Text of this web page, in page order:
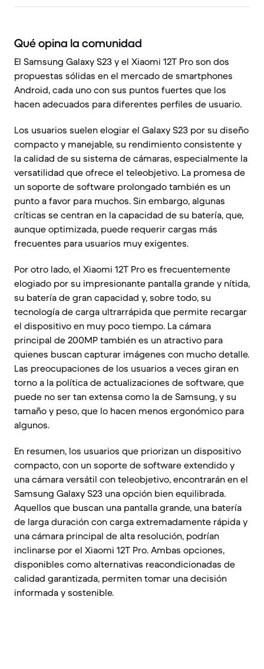
Qué opina la comunidad
El Samsung Galaxy S23 y el Xiaomi 12T Pro son dos
propuestas sólidas en el mercado de smartphones
Android, cada uno con sus puntos fuertes que los
hacen adecuados para diferentes perfiles de usuario.
Los usuarios suelen elogiar el Galaxy S23 por su diseño
compacto y manejable, su rendimiento consistente y
la calidad de su sistema de cámaras, especialmente la
versatilidad que ofrece el teleobjetivo. La promesa de
un soporte de software prolongado también es un
punto a favor para muchos. Sin embargo, algunas
críticas se centran en la capacidad de su batería, que,
aunque optimizada, puede requerir cargas más
frecuentes para usuarios muy exigentes.
Por otro lado, el Xiaomi 12T Pro es frecuentemente
elogiado por su impresionante pantalla grande y nítida,
su batería de gran capacidad y, sobre todo, su
tecnología de carga ultrarrápida que permite recargar
el dispositivo en muy poco tiempo. La cámara
principal de 200MP también es un atractivo para
quienes buscan capturar imágenes con mucho detalle.
Las preocupaciones de los usuarios a veces giran en
torno a la política de actualizaciones de software, que
puede no ser tan extensa como la de Samsung, y su
tamaño y peso, que lo hacen menos ergonómico para
algunos.
En resumen, los usuarios que priorizan un dispositivo
compacto, con un soporte de software extendido y
una cámara versátil con teleobjetivo, encontrarán en el
Samsung Galaxy S23 una opción bien equilibrada.
Aquellos que buscan una pantalla grande, una batería
de larga duración con carga extremadamente rápida y
una cámara principal de alta resolución, podrían
inclinarse por el Xiaomi 12T Pro. Ambas opciones,
disponibles como alternativas reacondicionadas de
calidad garantizada, permiten tomar una decisión
informada y sostenible.